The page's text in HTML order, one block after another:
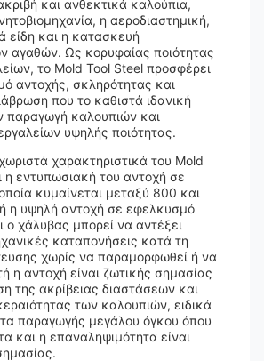
και ανθεκτικά καλούπια,
η αεροδιαστημική,
είδη και η κατασκευή
αγαθών. Ως κορυφαίας ποιότητας
το Mold Tool Steel προσφέρει
αντοχής, σκληρότητας και
που το καθιστά ιδανική
παραγωγή καλουπιών και
υψηλής ποιότητας.
χαρακτηριστικά του Mold
η εντυπωσιακή του αντοχή σε
κυμαίνεται μεταξύ 800 και
η υψηλή αντοχή σε εφελκυσμό
ο χάλυβας μπορεί να αντέξει
καταπονήσεις κατά τη
χωρίς να παραμορφωθεί ή να
η αντοχή είναι ζωτικής σημασίας
της ακρίβειας διαστάσεων και
των καλουπιών, ειδικά
παραγωγής μεγάλου όγκου όπου
και η επαναληψιμότητα είναι